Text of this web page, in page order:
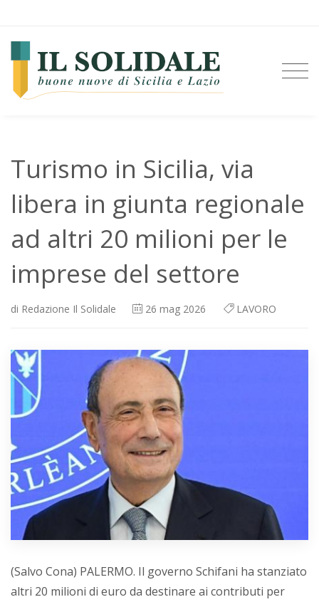
Turismo in Sicilia, via
libera in giunta regionale
ad altri 20 milioni per le
imprese del settore
di Redazione Il Solidale 26 mag 2026 LAVORO
(Salvo Cona) PALERMO. Il governo Schifani ha stanziato
altri 20 milioni di euro da destinare ai contributi per